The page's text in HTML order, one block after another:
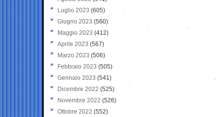
Luglio 2023 (605)
Giugno 2023 (560)
Maggio 2023 (412)
Aprile 2023 (567)
Marzo 2023 (506)
Febbraio 2023 (505)
Gennaio 2023 (541)
Dicembre 2022 (525)
Novembre 2022 (526)
Ottobre 2022 (552)